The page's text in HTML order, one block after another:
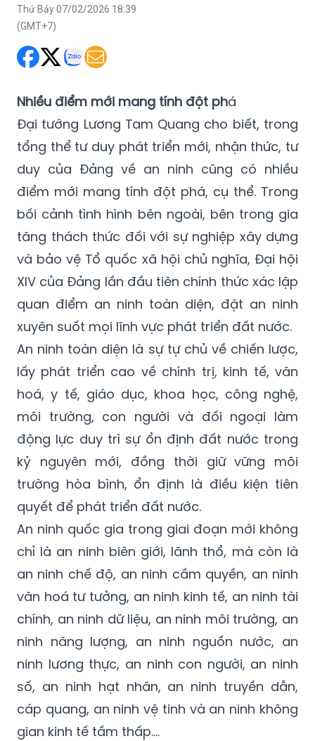
Thứ Bảy 07/02/2026 18:39
(GMT+7)
Nhiều điểm mới mang tính đột phá
Đại tướng Lương Tam Quang cho biết, trong
tổng thể tư duy phát triển mới, nhận thức, tư
duy của Đảng về an ninh cũng có nhiều
điểm mới mang tính đột phá, cụ thể. Trong
bối cảnh tình hình bên ngoài, bên trong gia
tăng thách thức đối với sự nghiệp xây dựng
và bảo vệ Tổ quốc xã hội chủ nghĩa, Đại hội
XIV của Đảng lần đầu tiên chính thức xác lập
quan điểm an ninh toàn diện, đặt an ninh
xuyên suốt mọi lĩnh vực phát triển đất nước.
An ninh toàn diện là sự tự chủ về chiến lược,
lấy phát triển cao về chính trị, kinh tế, văn
hoá, y tế, giáo dục, khoa học, công nghệ,
môi trường, con người và đối ngoại làm
động lực duy trì sự ổn định đất nước trong
kỷ nguyên mới, đồng thời giữ vững môi
trường hòa bình, ổn định là điều kiện tiên
quyết để phát triển đất nước.
An ninh quốc gia trong giai đoạn mới không
chỉ là an ninh biên giới, lãnh thổ, mà còn là
an ninh chế độ, an ninh cầm quyền, an ninh
văn hoá tư tưởng, an ninh kinh tế, an ninh tài
chính, an ninh dữ liệu, an ninh môi trường, an
ninh năng lượng, an ninh nguồn nước, an
ninh lương thực, an ninh con người, an ninh
số, an ninh hạt nhân, an ninh truyền dẫn,
cáp quang, an ninh vệ tinh và an ninh không
gian kinh tế tầm thấp….